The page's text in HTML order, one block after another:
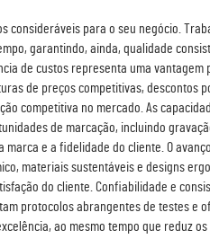
para o seu negócio.
garantindo, ainda, qualidade
de custos representa uma
de preços competitivas, descontos
competitiva no mercado. As
de marcação, incluindo
e a fidelidade do cliente. O
materiais sustentáveis e designs
do cliente. Confiabilidade e
protocolos abrangentes de testes e
ao mesmo tempo que reduz